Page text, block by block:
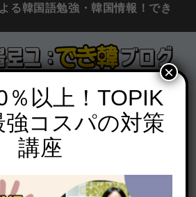
る韓国語勉強・韓国情報！でき
해요(달래요), 주라고 해
と使い方を例文で解説
BY でき韓 パク先生
％以上！TOPIK
強コスパの対策
講座
×